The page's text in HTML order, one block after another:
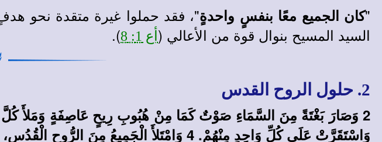
"كان الجميع معًا بنفسٍ واحدةٍ"، فقد حملوا غيرة متقدة نحو
السيد المسيح بنوال قوة من الأعالي ( أع 1: 8 ).
2. حلول الروح القدس
وَاسْتَقَرَّتْ عَلَى كُلِّ وَاحِدٍ مِنْهُمْ. 4 وَامْتَلأَ الْجَمِيعُ مِنَ الرُّوحِ الْقُدُسِ، وَابْتَدَأُوا يَتَكَلَّمُونَ بِأَلْسِنَةٍ أُخْرَى كَمَا أَعْطَاهُمُ الرُّوحُ أَنْ يَنْطِقُوا.